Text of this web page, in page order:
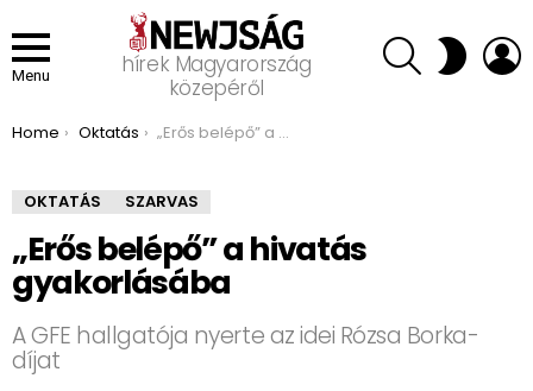
Menu
hírek Magyarország
közepéről
SEARCH SWITCH
SKIN
You are here:
Home Oktatás „Erős belépő” a hivatás gyakorlásába
OKTATÁS SZARVAS
„Erős belépő” a hivatás
gyakorlásába
A GFE hallgatója nyerte az idei Rózsa Borka-
díjat